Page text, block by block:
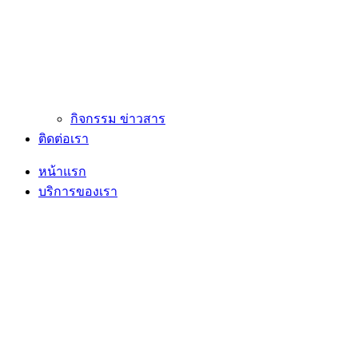
กิจกรรม ข่าวสาร
ติดต่อเรา
หน้าแรก
บริการของเรา